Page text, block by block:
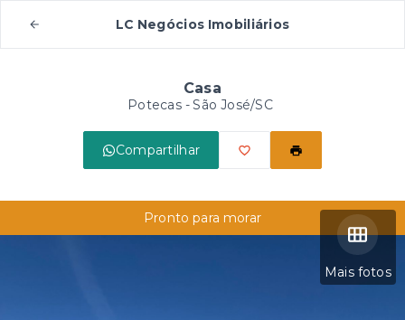
LC Negócios Imobiliários
Casa
Potecas - São José/SC
Compartilhar
Mais fotos
Pronto para morar